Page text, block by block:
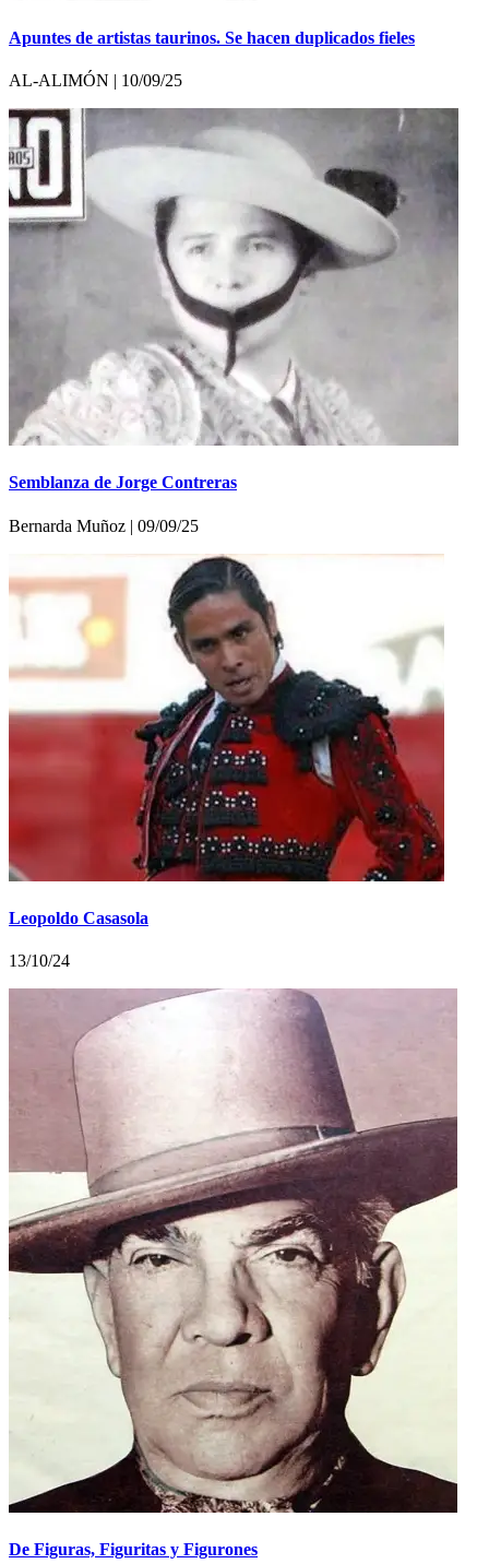
Apuntes de artistas taurinos. Se hacen duplicados fieles
AL-ALIMÓN | 10/09/25
Semblanza de Jorge Contreras
Bernarda Muñoz | 09/09/25
Leopoldo Casasola
13/10/24
De Figuras, Figuritas y Figurones